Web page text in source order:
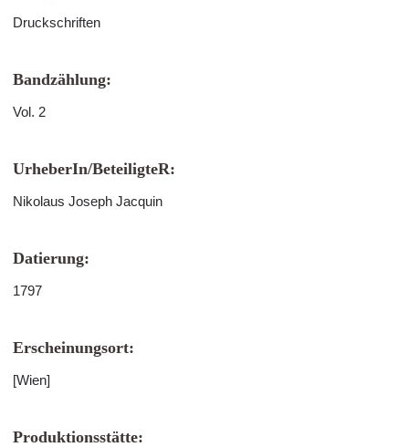
Druckschriften
Bandzählung:
Vol. 2
UrheberIn/BeteiligteR:
Nikolaus Joseph Jacquin
Datierung:
1797
Erscheinungsort:
[Wien]
Produktionsstätte: